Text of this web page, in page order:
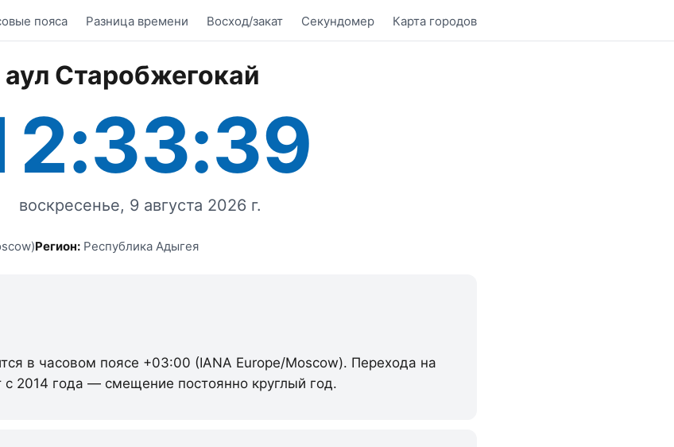
пояса Разница времени Восход/закат Секундомер Карта городов
Старобжегокай
воскресенье, 9 августа 2026 г.
Регион: Республика Адыгея
в часовом поясе +03:00 (IANA Europe/Moscow). Перехода на
с 2014 года — смещение постоянно круглый год.